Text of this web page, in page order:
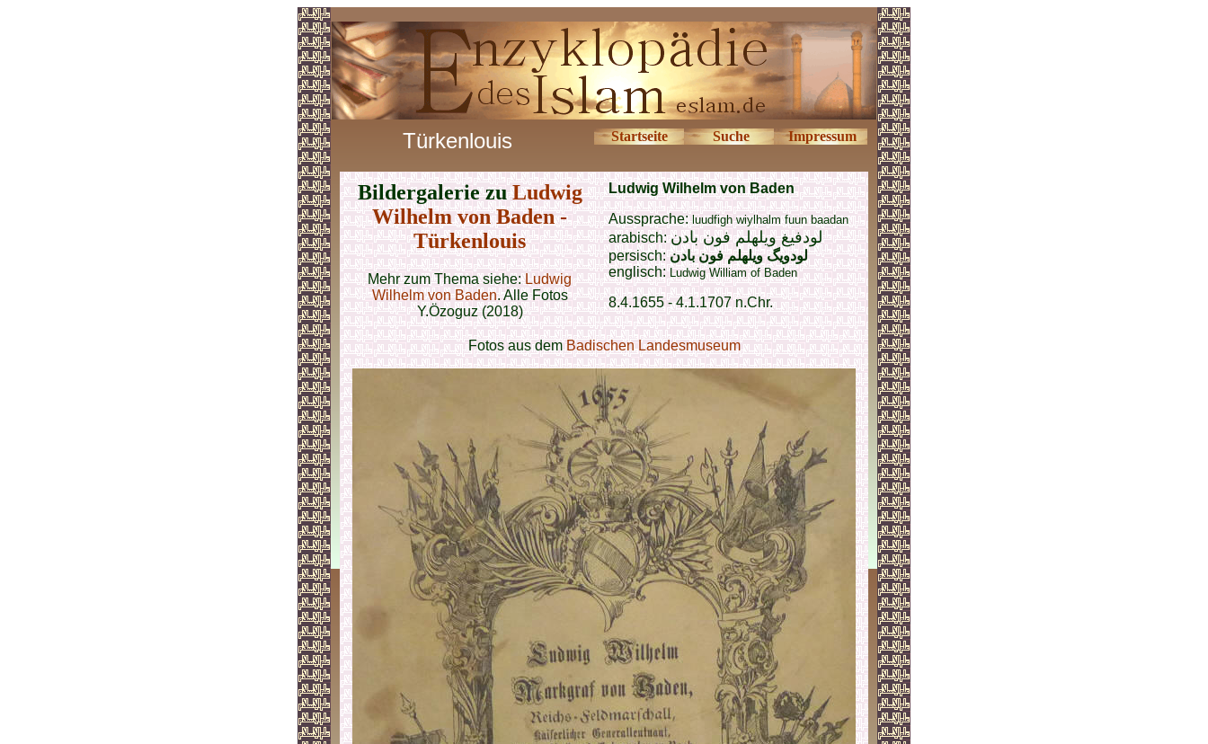
Türkenlouis Startseite Suche Impressum
Bildergalerie zuLudwig
Wilhelm von Baden -
Türkenlouis
Mehr zum Thema siehe:Ludwig
Wilhelm von Baden. Alle Fotos
Y.Özoguz (2018)
Ludwig Wilhelm von Baden
Aussprache:luudfigh wiylhalm fuun baadan
arabisch:لودفيغ ويلهلم فون بادن
persisch:لودویگ ویلهلم فون بادن
englisch:Ludwig William of Baden
8.4.1655 - 4.1.1707 n.Chr.
Fotos aus demBadischen Landesmuseum